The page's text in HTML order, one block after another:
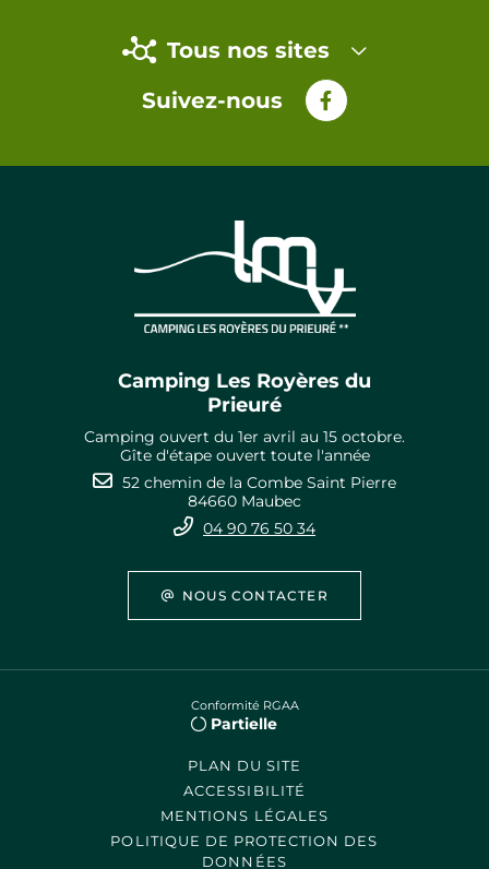
Tous nos sites
Suivez-nous
Camping Les Royères du
Prieuré
Camping ouvert du 1er avril au 15 octobre.
Gîte d'étape ouvert toute l'année
52 chemin de la Combe Saint Pierre
84660 Maubec
04 90 76 50 34
NOUS CONTACTER
Conformité RGAA
Partielle
PLAN DU SITE
ACCESSIBILITÉ
MENTIONS LÉGALES
POLITIQUE DE PROTECTION DES
DONNÉES